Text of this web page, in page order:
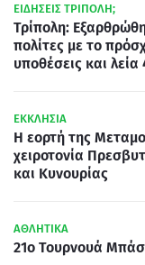
ΕΙΔΗΣΕΙΣ ΤΡΙΠΟΛΗ;
Τρίπολη:
πολίτες με το
υποθέσεις και
ΕΚΚΛΗΣΙΑ
Η εορτή της
χειροτονία
και Κυνουρίας
ΑΘΛΗΤΙΚΑ
21ο Τουρνουά